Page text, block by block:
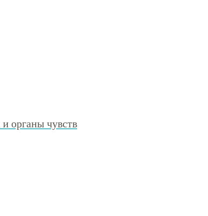
органы чувств